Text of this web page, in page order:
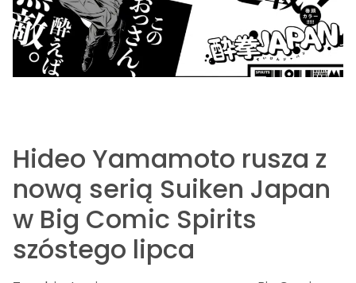
Hideo Yamamoto rusza z
nową serią Suiken Japan
w Big Comic Spirits
szóstego lipca